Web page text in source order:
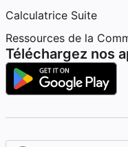
Calculatrice Suite
Ressources de la
Téléchargez nos